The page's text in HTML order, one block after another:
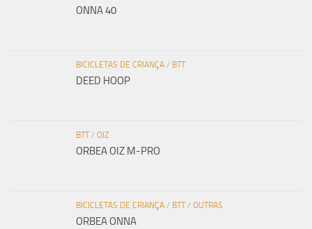
ONNA 40
BICICLETAS DE CRIANÇA / BTT
DEED HOOP
BTT/ OIZ
ORBEA OIZ M-PRO
BICICLETAS DE CRIANÇA / BTT/ OUTRAS
ORBEA ONNA